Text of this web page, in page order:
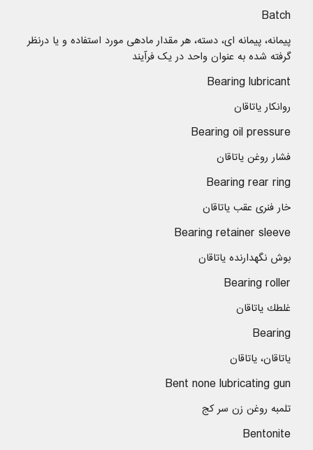
Batch
پیمانه، پیمانه ای، دسته، هر مقدار مادهی مورد استفاده و یا درنظر
گرفته شده به عنوان واحد در یک فرآیند
Bearing lubricant
روانكار یاتاقان
Bearing oil pressure
فشار روغن یاتاقان
Bearing rear ring
خار فنری عقب یاتاقان
Bearing retainer sleeve
بوش نگهدارنده یاتاقان
Bearing roller
غلطك یاتاقان
Bearing
یاتاقان، یاتاقان
Bent none lubricating gun
تلمبه روغن زن سر كج
Bentonite